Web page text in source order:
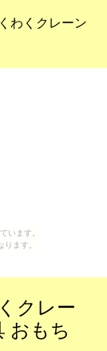
います。
ます。
わくクレーン
クレー
おもち